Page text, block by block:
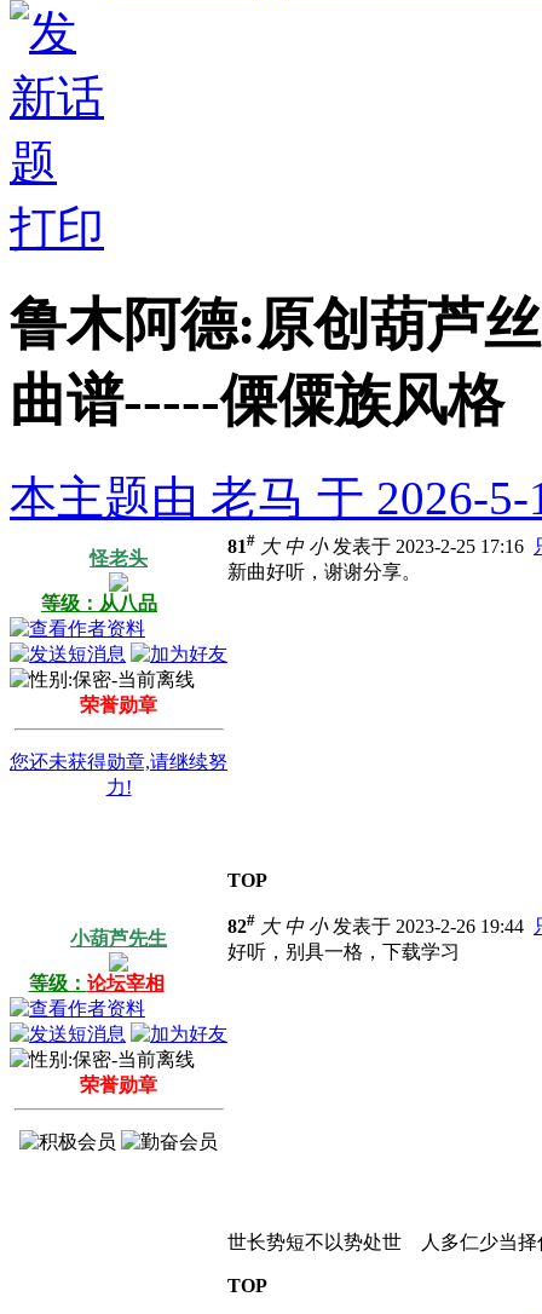
打印
鲁木阿德:原创葫芦
曲谱-----傈僳族风格
本主题由 老马 于 2026-
怪老头
等级：从八品
荣誉勋章
您还未获得勋章,请继续努
力!
81# 大 中 小发表于 2023-2-25 17:16
新曲好听，谢谢分享。
TOP
小葫芦先生
等级： 论坛宰相
荣誉勋章
82# 大 中 小发表于 2023-2-26 19:44
好听，别具一格，下载学习
世长势短不以势处世 人多仁少当择
TOP